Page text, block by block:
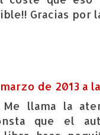
Gracias por
de 2013 a
Me llama la
que el